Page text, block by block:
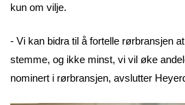
kun om vilje.
- Vi kan bidra til å fortelle rørbransjen
stemme, og ikke minst, vi vil øke
nominert i rørbransjen, avslutter